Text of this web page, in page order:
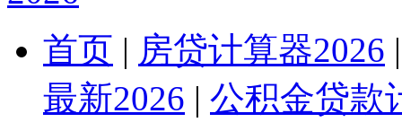
首页 | 房贷计算器2026
最新2026 | 公积金贷款